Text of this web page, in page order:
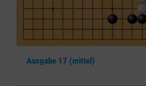
Ausgabe 17 (mittel)